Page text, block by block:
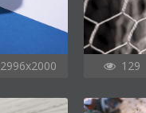
2996x2000 129